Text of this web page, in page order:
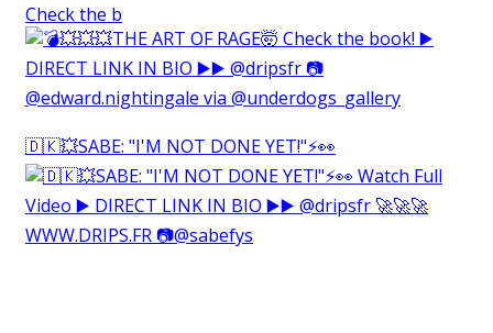
Check the b
🇩🇰💥SABE: "I'M NOT DONE YET!"⚡️👀⁠